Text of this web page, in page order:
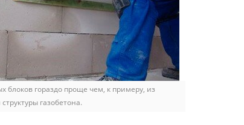
блоков гораздо проще чем, к примеру, из
газобетона.